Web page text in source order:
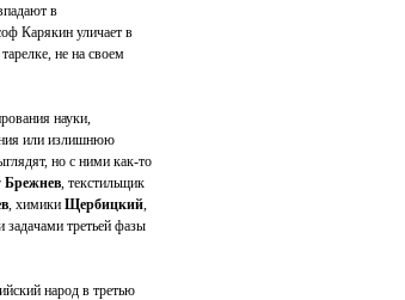
в
Карякин уличает в
не на своем
науки,
или излишнюю
но с ними как-то
Брежнев, текстильщик
, химики Щербицкий,
задачами третьей фазы
народ в третью